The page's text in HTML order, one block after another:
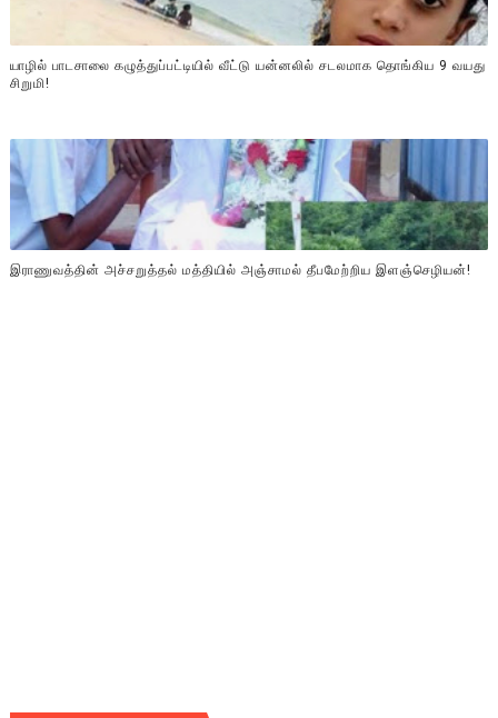
யாழில் பாடசாலை கழுத்துப்பட்டியில் வீட்டு யன்னலில் சடலமாக தொங்கிய 9 வயது
சிறுமி!
இராணுவத்தின் அச்சறுத்தல் மத்தியில் அஞ்சாமல் தீபமேற்றிய இளஞ்செழியன்!